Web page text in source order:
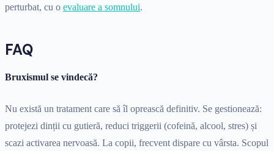
perturbat, cu o evaluare a somnului.
FAQ
Bruxismul se vindecă?
Nu există un tratament care să îl oprească definitiv. Se gestionează:
protejezi dinții cu gutieră, reduci triggerii (cofeină, alcool, stres) și
scazi activarea nervoasă. La copii, frecvent dispare cu vârsta. Scopul